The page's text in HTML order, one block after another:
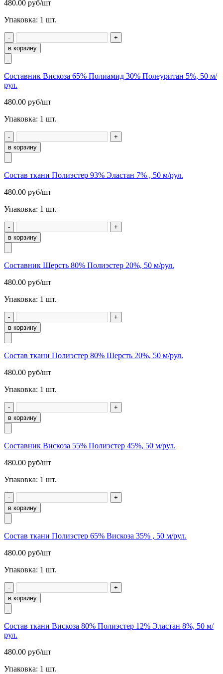
480.00 руб/шт
Упаковка: 1 шт.
-
+
в корзину
Составник Вискоза 65% Полиамид 30% Полеуритан 5%, 50 м/
рул.
480.00 руб/шт
Упаковка: 1 шт.
-
+
в корзину
Состав ткани Полиэстер 93% Эластан 7% , 50 м/рул.
480.00 руб/шт
Упаковка: 1 шт.
-
+
в корзину
Составник Шерсть 80% Полиэстер 20%, 50 м/рул.
480.00 руб/шт
Упаковка: 1 шт.
-
+
в корзину
Состав ткани Полиэстер 80% Шерсть 20%, 50 м/рул.
480.00 руб/шт
Упаковка: 1 шт.
-
+
в корзину
Составник Вискоза 55% Полиэстер 45%, 50 м/рул.
480.00 руб/шт
Упаковка: 1 шт.
-
+
в корзину
Состав ткани Полиэстер 65% Вискоза 35% , 50 м/рул.
480.00 руб/шт
Упаковка: 1 шт.
-
+
в корзину
Состав ткани Вискоза 80% Полиэстер 12% Эластан 8%, 50 м/
рул.
480.00 руб/шт
Упаковка: 1 шт.